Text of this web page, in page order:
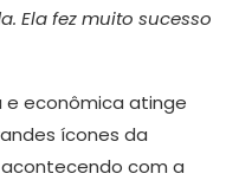
Ela fez muito sucesso
econômica atinge
ícones da
acontecendo com a